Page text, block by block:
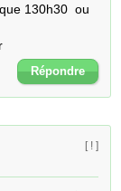
130h30  ou
Répondre
[ ! ]